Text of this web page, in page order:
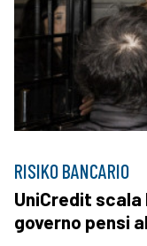
RISIKO BANCARIO
UniCredit
governo pensi